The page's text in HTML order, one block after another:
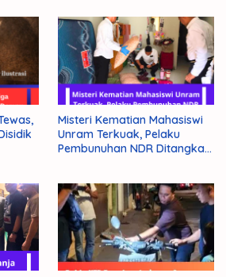
Misteri Kematian Mahasiswi
Unram Terkuak, Pelaku
Pembunuhan NDR Ditangkap